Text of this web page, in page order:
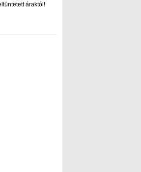
áraktól!